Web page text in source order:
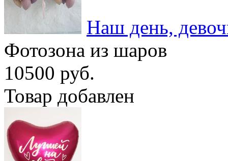
Наш день,
Фотозона из шаров
10500 руб.
Товар добавлен